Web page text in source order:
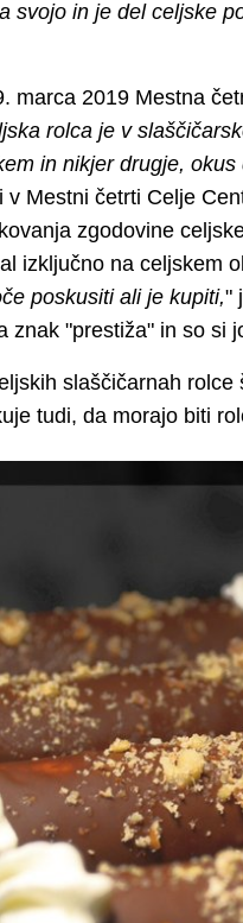
svojo in je del celjske
marca 2019 Mestna
rolca je v
in nikjer drugje,
v Mestni četrti Celje
zgodovine
izključno na celjskem
poskusiti ali je kupiti,"
znak "prestiža" in so si
slaščičarnah
tudi, da morajo biti